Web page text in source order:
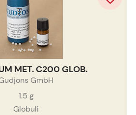
MET. C200 GLOB.
GmbH
1.5 g
Globuli